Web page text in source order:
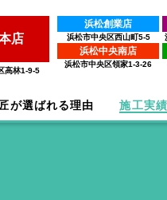
店
高林1-9-5
浜松創業店
浜松市中央区西山町5-5
浜松中央南店
浜松市中央区領家1-3-26
が選ばれる理由 施工実績